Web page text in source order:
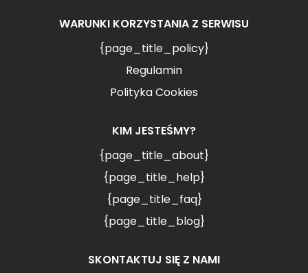
WARUNKI KORZYSTANIA Z SERWISU
{page_title_policy}
Regulamin
Polityka Cookies
KIM JESTEŚMY?
{page_title_about}
{page_title_help}
{page_title_faq}
{page_title_blog}
SKONTAKTUJ SIĘ Z NAMI